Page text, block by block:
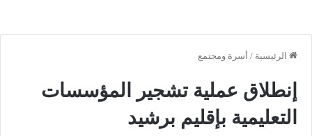
الرئيسية / أسرة ومجتمع
إنطلاق عملية تشجير المؤسسات
التعليمية بإقليم برشيد